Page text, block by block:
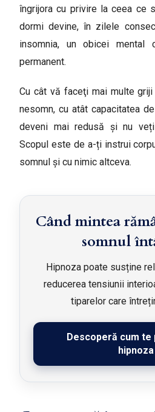
îngrijora cu privire la ceea ce
dormi devine, în zilele
insomnia, un obicei mental
permanent.
Cu cât vă faceţi mai multe
nesomn, cu atât capacitatea
deveni mai redusă şi nu
Scopul este de a-ți instrui
somnul și cu nimic altceva.
Când mintea
somnul
Hipnoza poate susține
reducerea tensiunii
tiparelor care
Descoperă cum te
hipnoza